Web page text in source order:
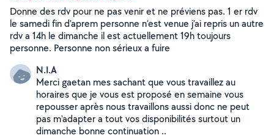
Donne des rdv pour ne pas venir et ne préviens pas. 1 er rdv
le samedi fin d’aprem personne n’est venue j’ai repris un autre
rdv a 14h le dimanche il est actuellement 19h toujours
personne. Personne non sérieux a fuire
N.I.A
Merci gaetan mes sachant que vous travaillez au
horaires que je vous est proposé en semaine vous
repousser après nous travaillons aussi donc ne peut
pas m'adapter a tout vos disponibilités surtout un
dimanche bonne continuation ..